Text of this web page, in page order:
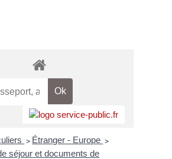
> Étranger - Europe >
séjour et documents de